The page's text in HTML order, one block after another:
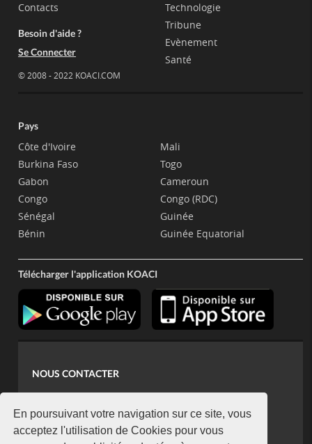
En poursuivant votre navigation sur ce site, vous
acceptez l'utilisation de Cookies pour vous
Contacts
Besoin d'aide ?
Se Connecter
© 2008 - 2022 KOACI.COM
Technologie
Tribune
Evènement
Santé
Pays
Côte d'Ivoire
Burkina Faso
Gabon
Congo
Sénégal
Bénin
Mali
Togo
Cameroun
Congo (RDC)
Guinée
Guinée Equatorial
Télécharger l'application KOACI
NOUS CONTACTER
koaci@yahoo.fr
+225 07 08 85 52 93